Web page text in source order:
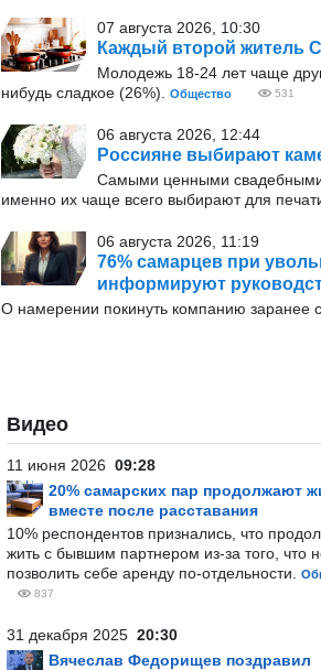
07 августа 2026, 10:30
Каждый второй житель
Молодежь 18-24 лет чаще
нибудь сладкое (26%).
Общество 531
06 августа 2026, 12:44
Россияне выбирают
Самыми ценными
именно их чаще всего выбирают для
06 августа 2026, 11:19
76% самарцев при
информируют
О намерении покинуть компанию
Видео
11 июня 2026 09:28
20% самарских пар продолжают
вместе после расставания
10% респондентов признались, что
жить с бывшим партнером из-за того, что
позволить себе аренду по-отдельности.
837
31 декабря 2025 20:30
Вячеслав Федорищев поздравил